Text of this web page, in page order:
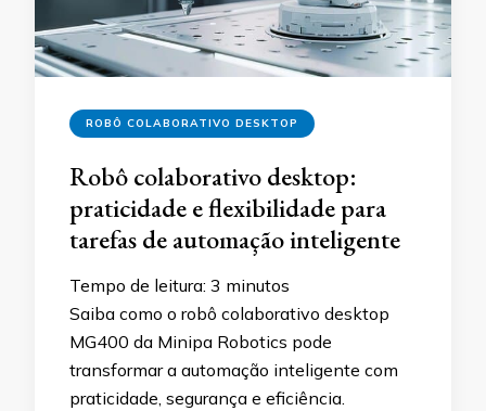
ROBÔ COLABORATIVO DESKTOP
Robô colaborativo desktop:
praticidade e flexibilidade para
tarefas de automação inteligente
Tempo de leitura: 3 minutos
Saiba como o robô colaborativo desktop
MG400 da Minipa Robotics pode
transformar a automação inteligente com
praticidade, segurança e eficiência.